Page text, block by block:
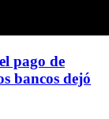
pago de
bancos dejó